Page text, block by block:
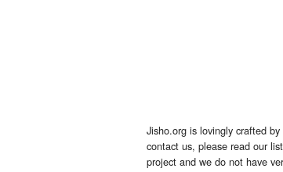
Jisho.org is lovingly crafted by
contact us, please read our
project and we do not have